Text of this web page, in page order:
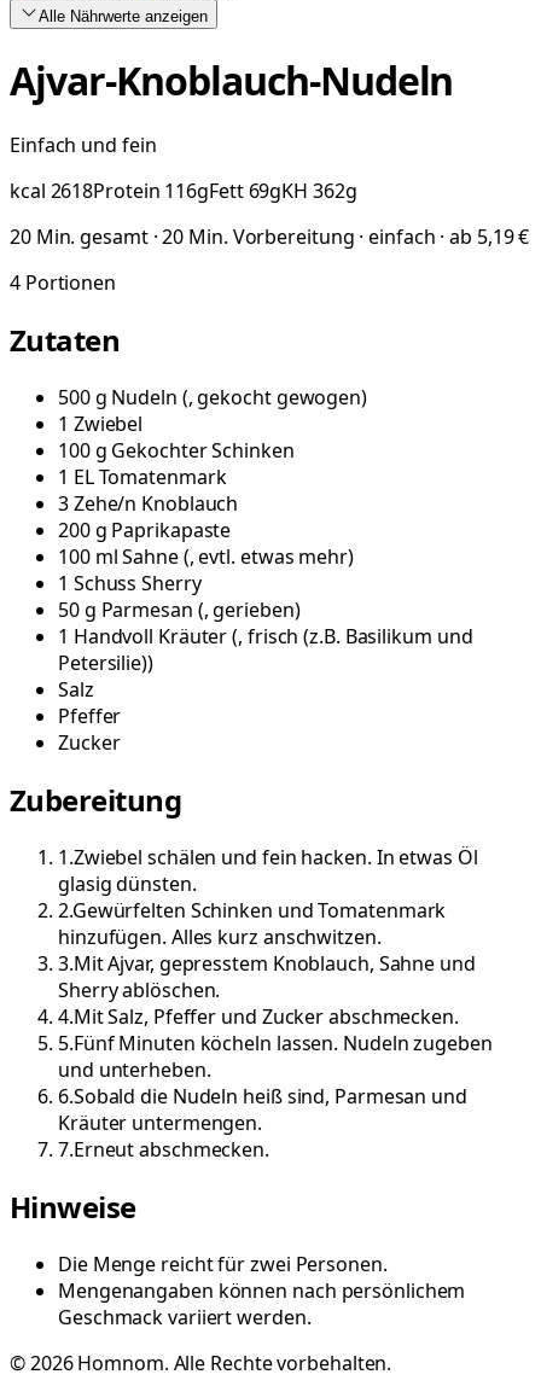
Alle Nährwerte anzeigen
Ajvar-Knoblauch-Nudeln
Einfach und fein
kcal 2618Protein 116gFett 69gKH 362g
20 Min. gesamt · 20 Min. Vorbereitung · einfach · ab 5,19 €
4 Portionen
Zutaten
500g Nudeln (, gekocht gewogen)
1 Zwiebel
100g Gekochter Schinken
1 ELTomatenmark
3Zehe/n Knoblauch
200g Paprikapaste
100 mlSahne(, evtl. etwas mehr)
1 SchussSherry
50g Parmesan (, gerieben)
1 Handvoll Kräuter(, frisch (z.B. Basilikum und
Petersilie))
Salz
Pfeffer
Zucker
Zubereitung
1.Zwiebel schälen und fein hacken. In etwas Öl
glasig dünsten.
2.Gewürfelten Schinken und Tomatenmark
hinzufügen. Alles kurz anschwitzen.
3.Mit Ajvar, gepresstem Knoblauch, Sahne und
Sherry ablöschen.
4.Mit Salz, Pfeffer und Zucker abschmecken.
5.Fünf Minuten köcheln lassen. Nudeln zugeben
und unterheben.
6.Sobald die Nudeln heiß sind, Parmesan und
Kräuter untermengen.
7.Erneut abschmecken.
Hinweise
Die Menge reicht für zwei Personen.
Mengenangaben können nach persönlichem
Geschmack variiert werden.
©2026Homnom. Alle Rechte vorbehalten.